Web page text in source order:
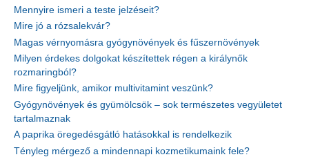
Mennyire ismeri a teste jelzéseit?
Mire jó a rózsalekvár?
Magas vérnyomásra gyógynövények és fűszernövények
Milyen érdekes dolgokat készítettek régen a királynők
rozmaringból?
Mire figyeljünk, amikor multivitamint veszünk?
Gyógynövények és gyümölcsök – sok természetes vegyületet
tartalmaznak
A paprika öregedésgátló hatásokkal is rendelkezik
Tényleg mérgező a mindennapi kozmetikumaink fele?